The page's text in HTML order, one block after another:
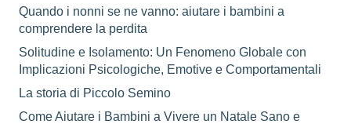
Quando i nonni se ne vanno: aiutare i bambini a
comprendere la perdita
Solitudine e Isolamento: Un Fenomeno Globale con
Implicazioni Psicologiche, Emotive e Comportamentali
La storia di Piccolo Semino
Come Aiutare i Bambini a Vivere un Natale Sano e